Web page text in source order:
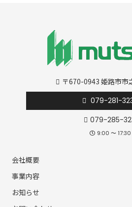
〒670-0943 姫路市市
079-281-
079-285-
9:00 〜 17:30
会社概要
事業内容
お知らせ